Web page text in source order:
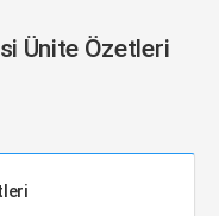
Ünite Özetleri